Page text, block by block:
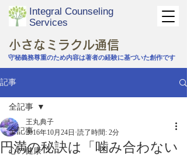
Integral Counseling
Services
守秘義務尊重のため内容は著者の経験に基づいた創作です
​小さなミラクル通信
記事
全記事
心の健康
全記事
円満の秘訣は「噛み合わない
王丸典子
2016年10月24日 読了時間: 2分